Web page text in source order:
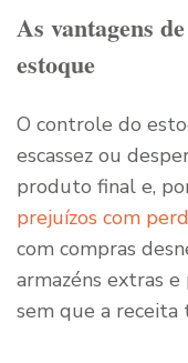
As vantagens
estoque
O controle do
escassez ou
produto final e,
prejuízos com
com compras
armazéns extras
sem que a receita